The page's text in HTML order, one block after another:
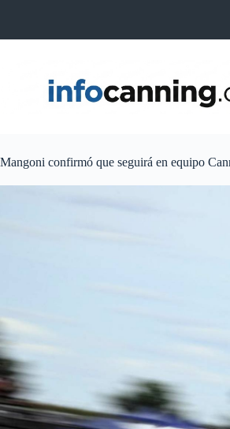
Mangoni confirmó que seguirá en equipo